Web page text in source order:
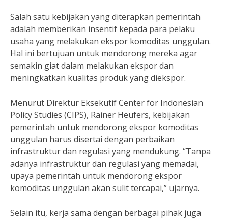
Salah satu kebijakan yang diterapkan pemerintah
adalah memberikan insentif kepada para pelaku
usaha yang melakukan ekspor komoditas unggulan.
Hal ini bertujuan untuk mendorong mereka agar
semakin giat dalam melakukan ekspor dan
meningkatkan kualitas produk yang diekspor.
Menurut Direktur Eksekutif Center for Indonesian
Policy Studies (CIPS), Rainer Heufers, kebijakan
pemerintah untuk mendorong ekspor komoditas
unggulan harus disertai dengan perbaikan
infrastruktur dan regulasi yang mendukung. “Tanpa
adanya infrastruktur dan regulasi yang memadai,
upaya pemerintah untuk mendorong ekspor
komoditas unggulan akan sulit tercapai,” ujarnya.
Selain itu, kerja sama dengan berbagai pihak juga